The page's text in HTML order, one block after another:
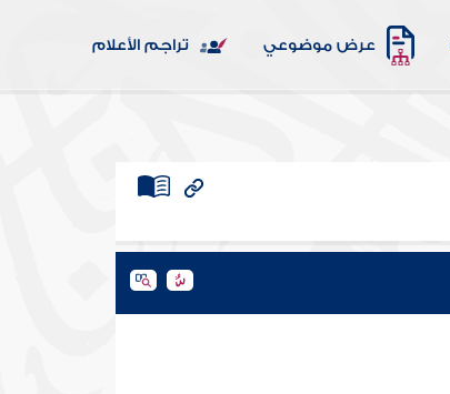
عرض موضوعي تراجم الأعلام